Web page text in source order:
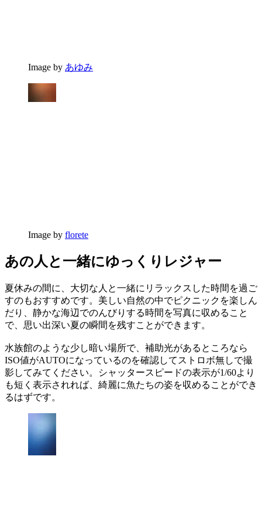
Image by あゆみ
Image by florete
あの人と一緒にゆっくりレジャー
夏休みの間に、大切な人と一緒にリラックスした時間を過ご
すのもおすすめです。美しい自然の中でピクニックを楽しん
だり、静かな海辺でのんびりする時間を写真に収めること
で、思い出深い夏の瞬間を残すことができます。
水族館のような少し暗い場所で、補助光があるところなら
ISO値がAUTOになっているのを確認してストロボ無しで撮
影してみてください。シャッタースピードの表示が1/60より
も短く表示されれば、綺麗に魚たちの姿を収めることができ
るはずです。